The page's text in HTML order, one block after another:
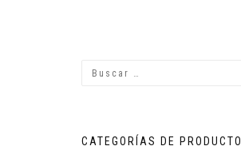
CATEGORÍAS DE PRODUCTO